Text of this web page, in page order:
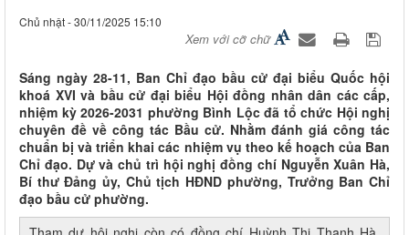
Chủ nhật - 30/11/2025 15:10
Xem với cỡ chữ
Sáng ngày 28-11, Ban Chỉ đạo bầu cử đại biểu Quốc hội
khoá XVI và bầu cử đại biểu Hội đồng nhân dân các cấp,
nhiệm kỳ 2026-2031 phường Bình Lộc đã tổ chức Hội nghị
chuyên đề về công tác Bầu cử. Nhằm đánh giá công tác
chuẩn bị và triển khai các nhiệm vụ theo kế hoạch của Ban
Chỉ đạo. Dự và chủ trì hội nghị đồng chí Nguyễn Xuân Hà,
Bí thư Đảng ủy, Chủ tịch HĐND phường, Trưởng Ban Chỉ
đạo bầu cử phường.